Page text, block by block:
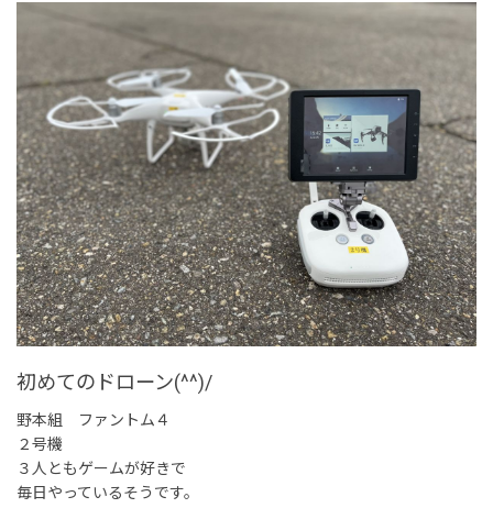
初めてのドローン(^^)/
野本組 ファントム４
２号機
３人ともゲームが好きで
毎日やっているそうです。